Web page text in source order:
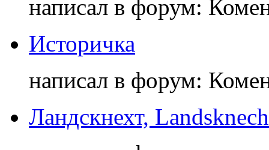
написал в форум:
Историчка
написал в форум:
Ландскнехт,